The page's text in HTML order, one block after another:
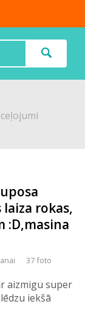
rokas,
:D,masina
37 foto
aizmigu super
iekšā